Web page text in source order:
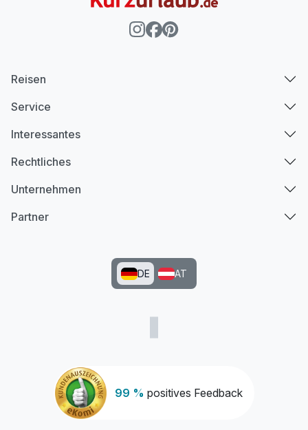
99 % positives Feedback
Reisen
Service
Interessantes
Rechtliches
Unternehmen
Partner
DE AT